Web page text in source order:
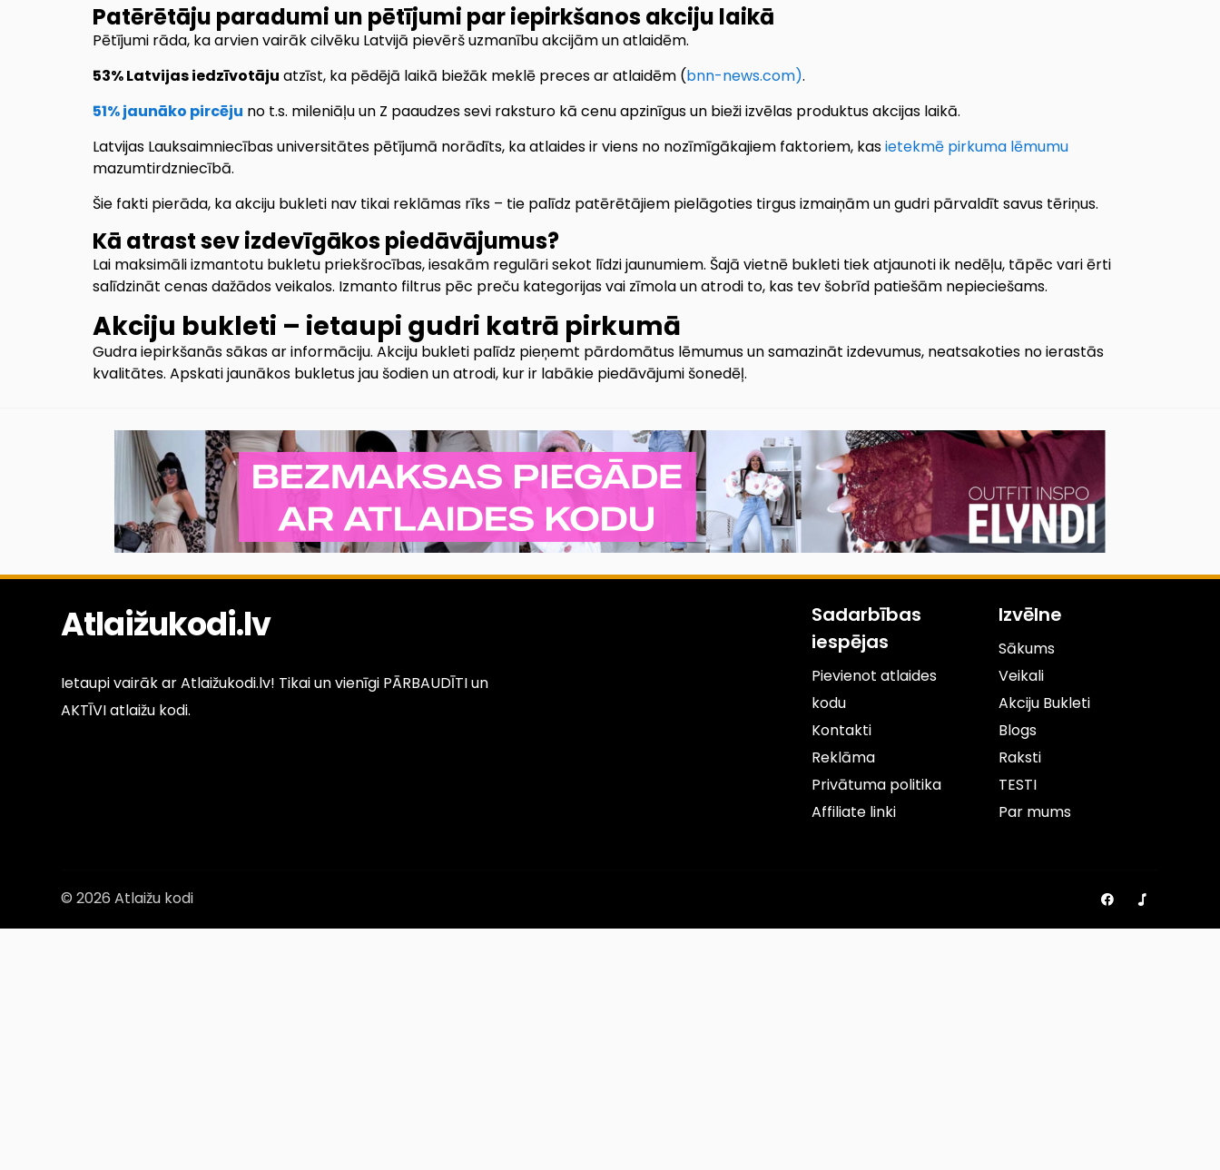
Patērētāju paradumi un pētījumi par iepirkšanos akciju laikā
Pētījumi rāda, ka arvien vairāk cilvēku Latvijā pievērš uzmanību akcijām un atlaidēm.
53% Latvijas iedzīvotāju atzīst, ka pēdējā laikā biežāk meklē preces ar atlaidēm (bnn-news.com).
51% jaunāko pircēju no t.s. mileniāļu un Z paaudzes sevi raksturo kā cenu apzinīgus un bieži izvēlas produktus akcijas laikā.
Latvijas Lauksaimniecības universitātes pētījumā norādīts, ka atlaides ir viens no nozīmīgākajiem faktoriem, kasietekmē pirkuma lēmumu
mazumtirdzniecībā.
Šie fakti pierāda, ka akciju bukleti nav tikai reklāmas rīks – tie palīdz patērētājiem pielāgoties tirgus izmaiņām un gudri pārvaldīt savus tēriņus.
Kā atrast sev izdevīgākos piedāvājumus?
Lai maksimāli izmantotu bukletu priekšrocības, iesakām regulāri sekot līdzi jaunumiem. Šajā vietnē bukleti tiek atjaunoti ik nedēļu, tāpēc vari ērti
salīdzināt cenas dažādos veikalos. Izmanto filtrus pēc preču kategorijas vai zīmola un atrodi to, kas tev šobrīd patiešām nepieciešams.
Akciju bukleti – ietaupi gudri katrā pirkumā
Gudra iepirkšanās sākas ar informāciju. Akciju bukleti palīdz pieņemt pārdomātus lēmumus un samazināt izdevumus, neatsakoties no ierastās
kvalitātes. Apskati jaunākos bukletus jau šodien un atrodi, kur ir labākie piedāvājumi šonedēļ.
Atlaižukodi.lv
Ietaupi vairāk ar Atlaižukodi.lv! Tikai un vienīgi PĀRBAUDĪTI un
AKTĪVI atlaižu kodi.
Sadarbības
iespējas
Pievienot atlaides
kodu
Kontakti
Reklāma
Privātuma politika
Affiliate linki
Izvēlne
Sākums
Veikali
Akciju Bukleti
Blogs
Raksti
TESTI
Par mums
© 2026 Atlaižu kodi